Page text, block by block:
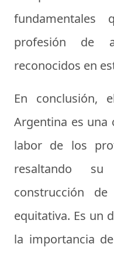
fundamentales
profesión de
reconocidos en
En conclusión,
Argentina es una
labor de los
resaltando
construcción
equitativa. Es un
la importancia